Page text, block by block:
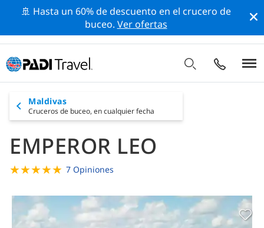
🚢 Hasta un 60% de descuento en el crucero de
buceo. Ver ofertas
Maldivas
Cruceros de buceo, en cualquier fecha
EMPEROR LEO
★★★★★ 7 Opiniones